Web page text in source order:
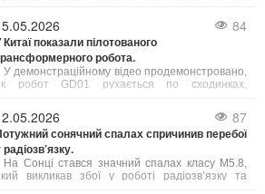
не розкривають, зазначаючи лише основні84
Китаї показали пілотованого
робота.
У демонстраційному відео продемонстровано,
робот GD01 рухається по сходинках,
87
сонячний спалах спричинив перебої
радіозв’язку.
На Сонці стався значний спалах класу М5.8,
викликав збої у роботі радіозв’язку та